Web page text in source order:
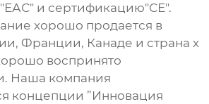
и сертификацию"СЕ".
хорошо продается в
Франции, Канаде и страна х
воспринято
Наша компания
концепции ”Инновация